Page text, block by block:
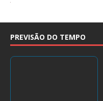
PREVISÃO DO TEMPO